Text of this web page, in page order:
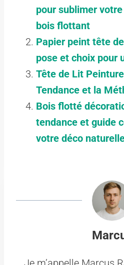
pour sublimer
bois flottant
Papier peint tête
pose et choix pour
Tête de Lit
Tendance et la
Bois flotté
tendance et guide
votre déco